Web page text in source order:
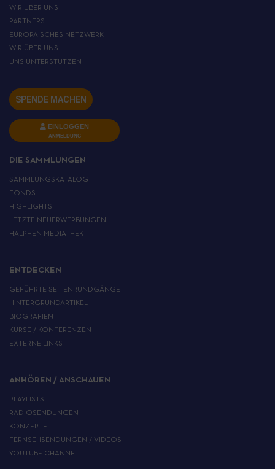
WIR ÜBER UNS
PARTNERS
EUROPÄISCHES NETZWERK
WIR ÜBER UNS
UNS UNTERSTÜTZEN
SPENDE MACHEN
EINLOGGEN
ANMELDUNG
DIE SAMMLUNGEN
SAMMLUNGSKATALOG
FONDS
HIGHLIGHTS
LETZTE NEUERWERBUNGEN
HALPHEN-MEDIATHEK
ENTDECKEN
GEFÜHRTE SEITENRUNDGÄNGE
HINTERGRUNDARTIKEL
BIOGRAFIEN
KURSE / KONFERENZEN
EXTERNE LINKS
ANHÖREN / ANSCHAUEN
PLAYLISTS
RADIOSENDUNGEN
KONZERTE
FERNSEHSENDUNGEN / VIDEOS
YOUTUBE-CHANNEL